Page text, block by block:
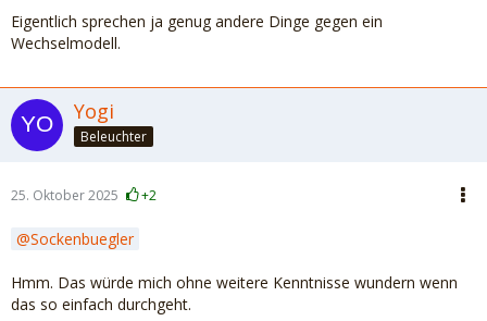
Eigentlich sprechen ja genug andere Dinge gegen ein
Wechselmodell.
Yogi
Beleuchter
25. Oktober 2025 +2
Sockenbuegler
Hmm. Das würde mich ohne weitere Kenntnisse wundern wenn
das so einfach durchgeht.